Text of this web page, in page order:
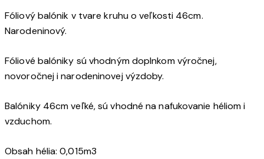
Fóliový balónik v tvare kruhu o veľkosti 46cm.
Narodeninový.
Fóliové balóniky sú vhodným doplnkom výročnej,
novoročnej i narodeninovej výzdoby.
Balóniky 46cm veľké, sú vhodné na nafukovanie héliom i
vzduchom.
Obsah hélia: 0,015m3